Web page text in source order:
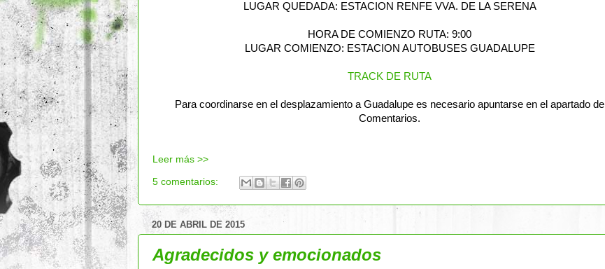
LUGAR QUEDADA: ESTACION RENFE VVA. DE LA SERENA
HORA DE COMIENZO RUTA: 9:00
LUGAR COMIENZO: ESTACION AUTOBUSES GUADALUPE
TRACK DE RUTA
Para coordinarse en el desplazamiento a Guadalupe es necesario apuntarse en el apartado de
Comentarios.
Leer más >>
5 comentarios:
20 DE ABRIL DE 2015
Agradecidos y emocionados